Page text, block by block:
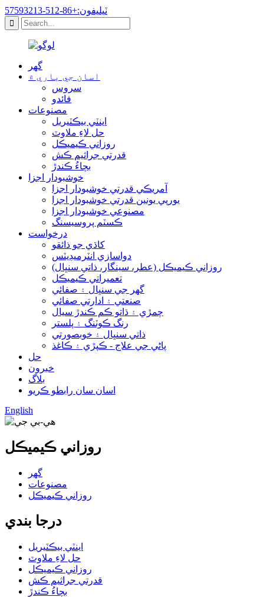
ٽيليفون:+86-512-57593213
گھر
اسان جي باري ۾
سروس
فائدو
مصنوعات
اينٽي بيڪٽيريل
حل لاءِ ملاوٽ
روزاني ڪيميڪل
قدرتي جراثيم ڪش
بچاءُ ڪندڙ
خوشبودار اجزا
آمريڪي قدرتي خوشبودار اجزا
يورپي يونين قدرتي خوشبودار اجزا
مصنوعي خوشبودار اجزا
ڪسٽم پروسيسنگ
درخواست
کاڌي جو ذائقو
دواسازي انٽرميڊيٽس
روزاني ڪيميڪل (عطر، سينگار، ذاتي سنڀال)
تعميراتي ڪيميڪل
گھر جي سنڀال ۽ صفائي
صنعتي ۽ ادارتي صفائي
چمڙي ۽ ڌاتو ڪم ڪندڙ سيال
رنگ ڪوٽنگ ۽ پلستر
ذاتي سنڀال ۽ خوبصورتي
پاڻي جي علاج - ڪپڙي ۽ ڪاغذ
حل
خبرون
بلاگ
اسان سان رابطو ڪريو
English
روزاني ڪيميڪل
گھر
مصنوعات
روزاني ڪيميڪل
درجا بندي
اينٽي بيڪٽيريل
حل لاءِ ملاوٽ
روزاني ڪيميڪل
قدرتي جراثيم ڪش
بچاءُ ڪندڙ